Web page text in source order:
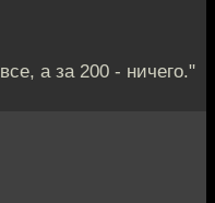
а за 200 - ничего."